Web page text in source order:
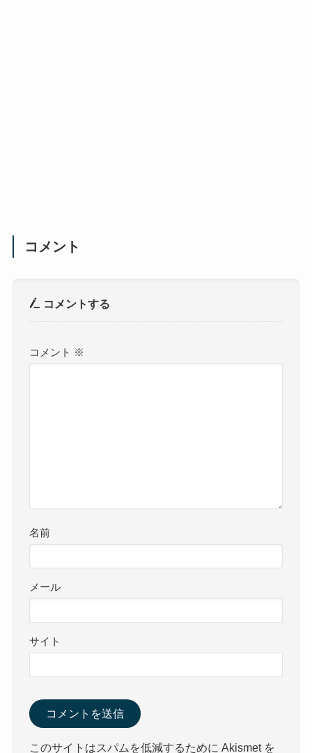
コメント
コメントする
コメント ※
名前
メール
サイト
このサイトはスパムを低減するために Akismet を